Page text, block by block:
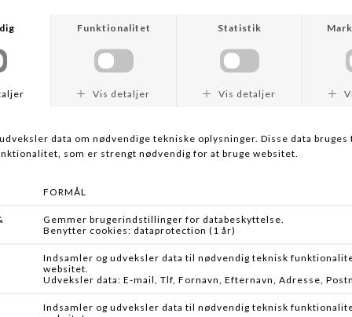
TREK N EAT
RØRÆG MED LØG
DKK 89,95
TREK N EAT
FULDKORNS MÜSLI
DKK 69,95